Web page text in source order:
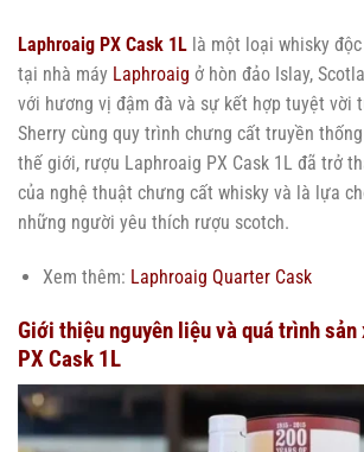
Laphroaig PX Cask 1L là một loại whisky
tại nhà máy Laphroaig ở hòn đảo Islay,
với hương vị đậm đà và sự kết hợp tuyệt vời
Sherry cùng quy trình chưng cất truyền
thế giới, rượu Laphroaig PX Cask 1L đã trở
của nghệ thuật chưng cất whisky và là lựa
những người yêu thích rượu scotch.
Xem thêm: Laphroaig Quarter Cask
Giới thiệu nguyên liệu và quá trình sản
PX Cask 1L